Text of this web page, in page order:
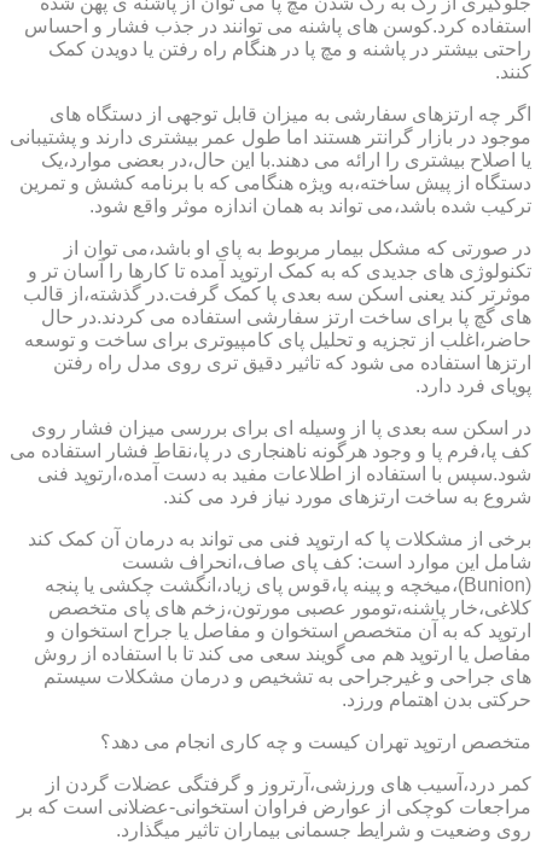
استفاده کرد.کوسن های پاشنه می توانند در جذب فشار و احساس
راحتی بیشتر در پاشنه و مچ پا در هنگام راه رفتن یا دویدن کمک
کنند.
اگر چه ارتزهای سفارشی به میزان قابل توجهی از دستگاه های
موجود در بازار گرانتر هستند اما طول عمر بیشتری دارند و پشتیبانی
یا اصلاح بیشتری را ارائه می دهند.با این حال،در بعضی موارد،یک
دستگاه از پیش ساخته،به ویژه هنگامی که با برنامه کشش و تمرین
ترکیب شده باشد،می تواند به همان اندازه موثر واقع شود.
در صورتی که مشکل بیمار مربوط به پای او باشد،می توان از
تکنولوژی های جدیدی که به کمک ارتوپد آمده تا کارها را آسان تر و
موثرتر کند یعنی اسکن سه بعدی پا کمک گرفت.در گذشته،از قالب
های گچ پا برای ساخت ارتز سفارشی استفاده می کردند.در حال
حاضر،اغلب از تجزیه و تحلیل پای کامپیوتری برای ساخت و توسعه
ارتزها استفاده می شود که تاثیر دقیق تری روی مدل راه رفتن
پویای فرد دارد.
در اسکن سه بعدی پا از وسیله ای برای بررسی میزان فشار روی
کف پا،فرم پا و وجود هرگونه ناهنجاری در پا،نقاط فشار استفاده می
شود.سپس با استفاده از اطلاعات مفید به دست آمده،ارتوپد فنی
شروع به ساخت ارتزهای مورد نیاز فرد می کند.
برخی از مشکلات پا که ارتوپد فنی می تواند به درمان آن کمک کند
شامل این موارد است: کف پای صاف،انحراف شست
(Bunion)،میخچه و پینه پا،قوس پای زیاد،انگشت چکشی یا پنجه
کلاغی،خار پاشنه،تومور عصبی مورتون،زخم های پای متخصص
ارتوپد که به آن متخصص استخوان و مفاصل یا جراح استخوان و
مفاصل یا ارتوپد هم می گویند سعی می کند تا با استفاده از روش
های جراحی و غیرجراحی به تشخیص و درمان مشکلات سیستم
حرکتی بدن اهتمام ورزد.
متخصص ارتوپد تهران کیست و چه کاری انجام می دهد؟
کمر درد،آسیب های ورزشی،آرتروز و گرفتگی عضلات گردن از
مراجعات کوچکی از عوارض فراوان استخوانی-عضلانی است که بر
روی وضعیت و شرایط جسمانی بیماران تاثیر میگذارد.